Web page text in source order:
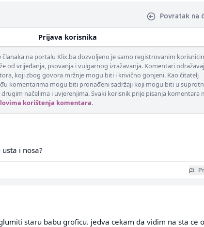
Povratak na
Prijava korisnika
članaka na portalu Klix.ba dozvoljeno je samo registrovanim
od vrijeđanja, psovanja i vulgarnog izražavanja. Komentari
koji zbog govora mržnje mogu biti i krivično gonjeni. Kao čitatelj
komentarima mogu biti pronađeni sadržaji koji mogu biti u
načelima i uvjerenjima. Svaki korisnik prije pisanja komentara
korištenja komentara.
i nosa?
staru babu groficu. jedva cekam da vidim na sta ce